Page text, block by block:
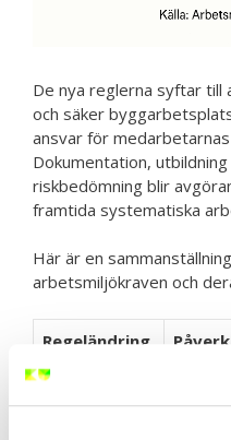
De nya reglerna syftar
och säker
ansvar för
Dokumentation,
riskbedömning blir
framtida systematiska
Här är en
arbetsmiljökraven och
Regeländring
2026
Obligatorisk